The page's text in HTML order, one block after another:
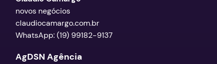
novos negócios
claudiocamargo.com.br
WhatsApp: (19) 99182-9137
AgDSN Agência